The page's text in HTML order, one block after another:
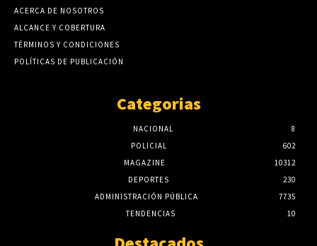
ACERCA DE NOSOTROS
ALCANCE Y COBERTURA
TÉRMINOS Y CONDICIONES
POLÍTICAS DE PUBLICACIÓN
Categorias
NACIONAL
8
POLICIAL
602
MAGAZINE
10312
DEPORTES
230
ADMINISTRACIÓN PÚBLICA
7735
TENDENCIAS
10